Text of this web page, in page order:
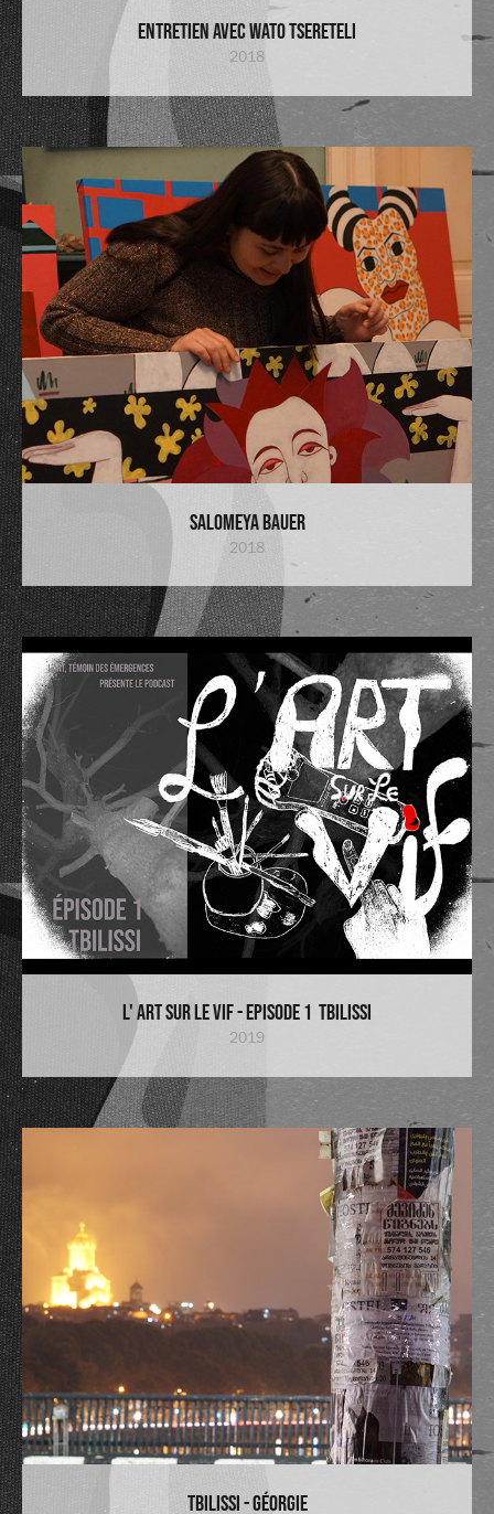
Entretien avec Wato Tsereteli
2018
Salomeya Bauer
2018
L' Art sur le Vif - Episode 1  Tbilissi
2019
Tbilissi - Géorgie